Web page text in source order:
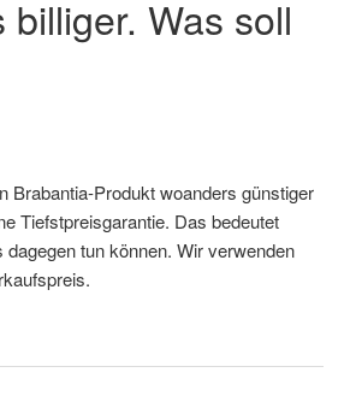
Was soll
Brabantia-Produkt woanders günstiger
Tiefstpreisgarantie. Das bedeutet
tun können. Wir verwenden